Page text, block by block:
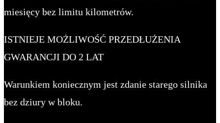
miesięcy bez limitu kilometrów.
ISTNIEJE MOŻLIWOŚĆ PRZEDŁUŻENIA
GWARANCJI DO 2 LAT
Warunkiem koniecznym jest zdanie starego silnika
bez dziury w bloku.